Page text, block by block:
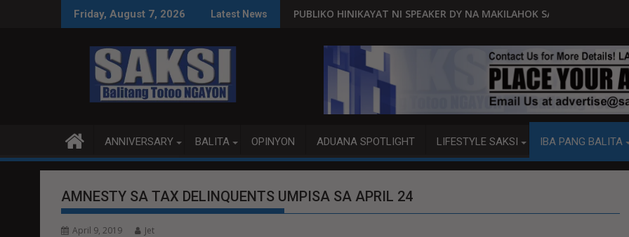
Friday, August 7, 2026 Latest News
O MAGBITIW
NA SUSPENDIHIN IMPLEMENTASYON NG RPVARAPUBLIKO HINIKAYAT NI SPEAKER DY NA MAKILAHOK SA PAGBUO NG MGA BATAS
MALACAÑANG PINAAARAL NA SA DOJ
ANNIVERSARY BALITA OPINYON ADUANA SPOTLIGHT LIFESTYLE SAKSI IBA PANG BALITA
AMNESTY SA TAX DELINQUENTS UMPISA SA APRIL 24
April 9, 2019 Jet